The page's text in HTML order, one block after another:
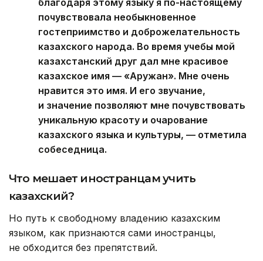
благодаря этому языку я по-настоящему
почувствовала необыкновенное
гостеприимство и доброжелательность
казахского народа. Во время учебы мой
казахстанский друг дал мне красивое
казахское имя — «Аружан». Мне очень
нравится это имя. И его звучание,
и значение позволяют мне почувствовать
уникальную красоту и очарование
казахского языка и культуры, — отметила
собеседница.
Что мешает иностранцам учить
казахский?
Но путь к свободному владению казахским
языком, как признаются сами иностранцы,
не обходится без препятствий.